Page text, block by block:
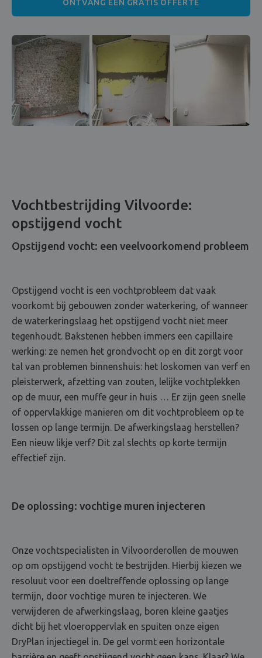
ONTVANG EEN GRATIS OFFERTE
Vochtbestrijding Vilvoorde:
opstijgend vocht
Opstijgend vocht: een veelvoorkomend probleem
Opstijgend vocht is een vochtprobleem dat vaak
voorkomt bij gebouwen zonder waterkering, of wanneer
de waterkeringslaag het opstijgend vocht niet meer
tegenhoudt. Bakstenen hebben immers een capillaire
werking: ze nemen het grondvocht op en dit zorgt voor
tal van problemen binnenshuis: het loskomen van verf en
pleisterwerk, afzetting van zouten, lelijke vochtplekken
op de muur, een muffe geur in huis … Er zijn geen snelle
of oppervlakkige manieren om dit vochtprobleem op te
lossen op lange termijn. De afwerkingslaag herstellen?
Een nieuw likje verf? Dit zal slechts op korte termijn
effectief zijn.
De oplossing: vochtige muren injecteren
Onze vochtspecialisten in Vilvoorderollen de mouwen
op om opstijgend vocht te bestrijden. Hierbij kiezen we
resoluut voor een doeltreffende oplossing op lange
termijn, door vochtige muren te injecteren. We
verwijderen de afwerkingslaag, boren kleine gaatjes
dicht bij het vloeroppervlak en spuiten onze eigen
DryPlan injectiegel in. De gel vormt een horizontale